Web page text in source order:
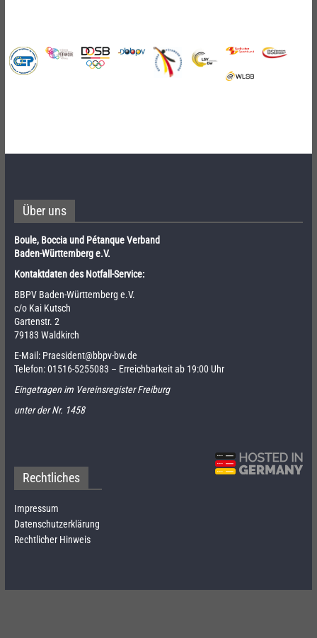
Über uns
Boule, Boccia und Pétanque Verband
Baden-Württemberg e.V.
Kontaktdaten des Notfall-Service:
BBPV Baden-Württemberg e.V.
c/o Kai Kutsch
Gartenstr. 2
79183 Waldkirch
E-Mail: Praesident@bbpv-bw.de
Telefon:01516-5255083 – Erreichbarkeit ab 19:00 Uhr
Eingetragen im Vereinsregister Freiburg
unter der Nr. 1458
Rechtliches
Impressum
Datenschutzerklärung
Rechtlicher Hinweis